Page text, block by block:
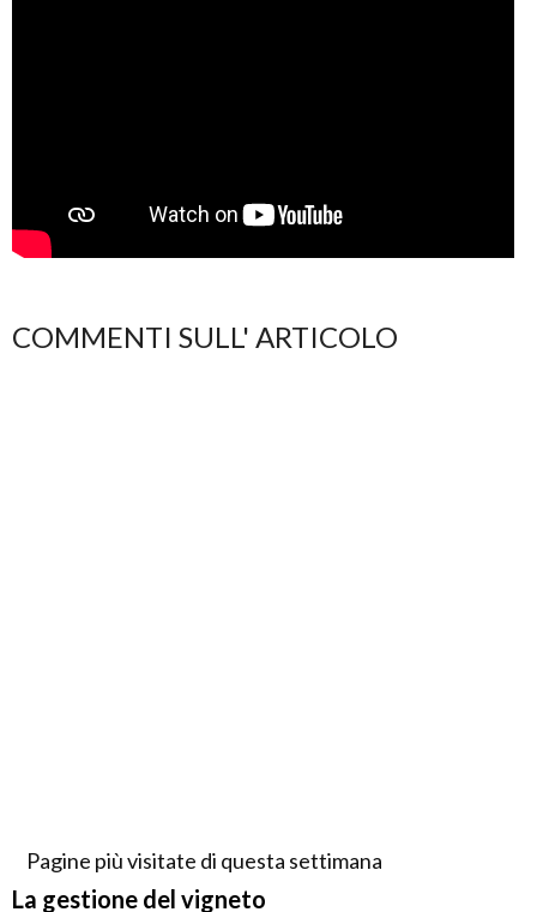
COMMENTI SULL' ARTICOLO
Pagine più visitate di questa settimana
La gestione del vigneto